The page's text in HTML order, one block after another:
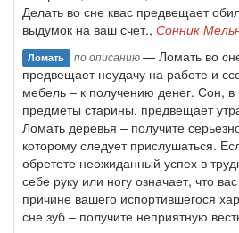
Делать во сне квас предвещает
выдумок на ваш счет., Сонник
Ломать по описанию— Ломать во
предвещает неудачу на работе и
мебель – к получению денег. Сон,
предметы старины, предвещает
Ломать деревья – получите
которому следует прислушаться.
обретете неожиданный успех в
себе руку или ногу означает, что
причине вашего испортившегося
сне зуб – получите неприятную